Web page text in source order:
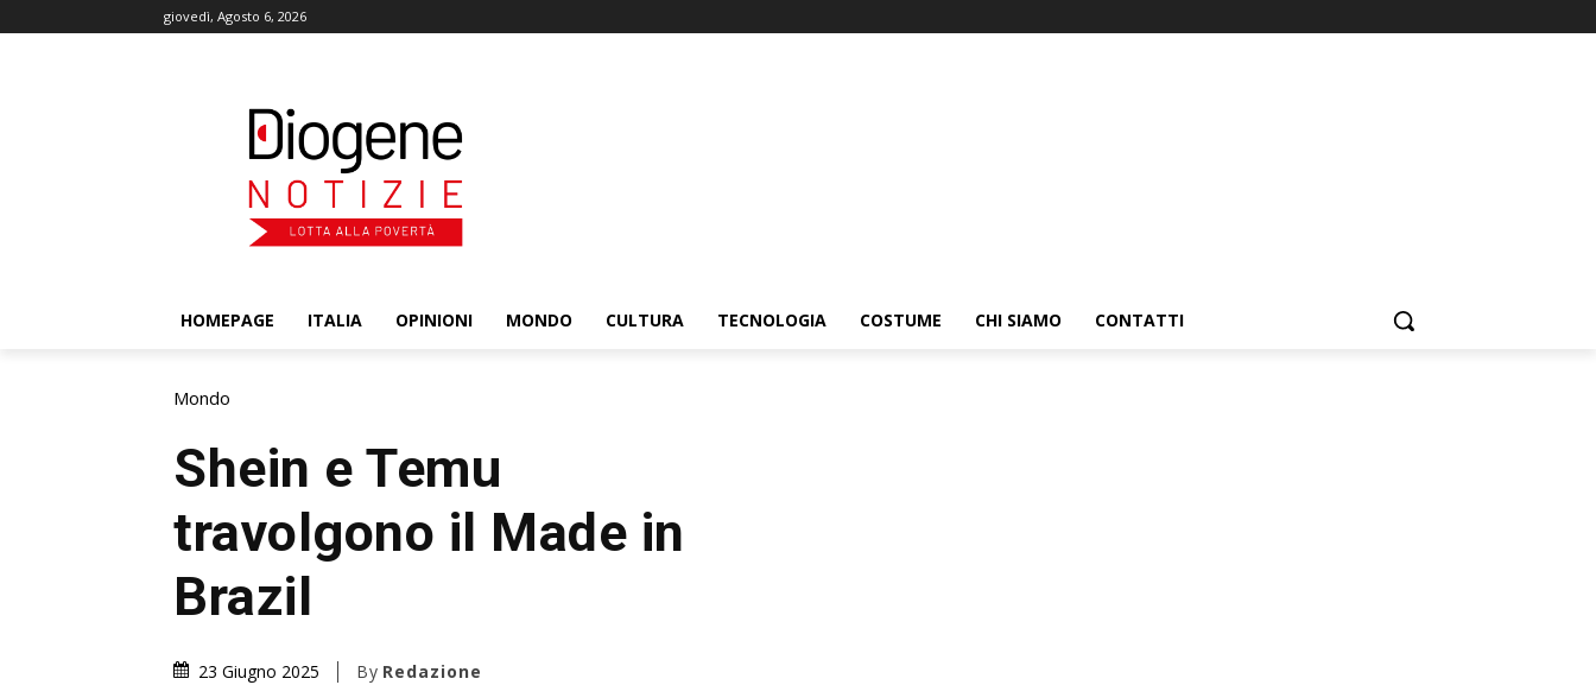
giovedì, Agosto 6, 2026
HOMEPAGE ITALIA OPINIONI MONDO CULTURA TECNOLOGIA COSTUME CHI SIAMO CONTATTI
Mondo
Shein e Temu
travolgono il Made in
Brazil
23 Giugno 2025 By Redazione